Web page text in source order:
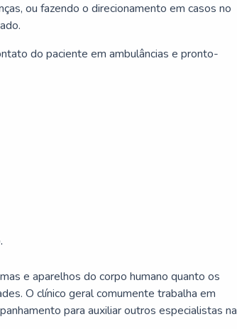
ou fazendo o direcionamento em casos no
do paciente em ambulâncias e pronto-
e aparelhos do corpo humano quanto os
O clínico geral comumente trabalha em
para auxiliar outros especialistas na